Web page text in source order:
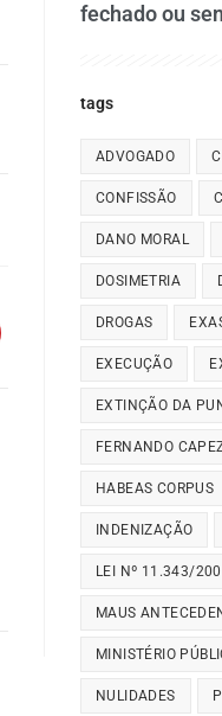
fechado ou
tags
ADVOGADO
CONFISSÃO
DANO MORAL
DOSIMETRIA
DROGAS
EXECUÇÃO
EXTINÇÃO DA
FERNANDO
HABEAS CORPUS
INDENIZAÇÃO
LEI Nº 11.343/
MAUS
MINISTÉRIO
NULIDADES